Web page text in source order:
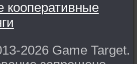
кооперативные
2026 Game Target.